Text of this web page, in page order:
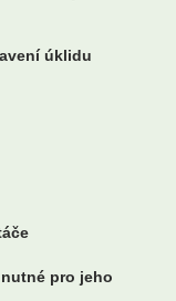
úklidu
pro jeho